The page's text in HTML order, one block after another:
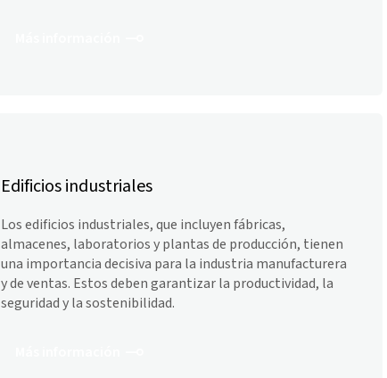
Edificios industriales
Los edificios industriales, que incluyen fábricas,
almacenes, laboratorios y plantas de producción, tienen
una importancia decisiva para la industria manufacturera
y de ventas. Estos deben garantizar la productividad, la
seguridad y la sostenibilidad.